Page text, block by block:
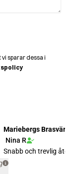
sparar dessa i